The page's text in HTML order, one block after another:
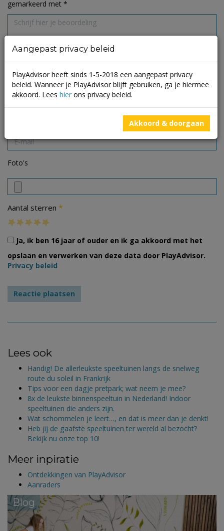
gemarkeerd met *
Foto's
Aantal sterren *
Ja, ik ben 16 jaar of ouder en ik ga akkoord met het
opslaan en verwerken van deze data door PlayAdvisor.
Privacy beleid
Lees ook
Handig! De allerleukste speeltuinen langs de snelweg
route du soleil in Frankrijk
Tips voor een dagje pretpark; wat neem je mee?
8x de leukste binnenspeeltuin in Nederland! Indoor
speeltuinen die anders zijn.
Wat schommelen je leert…, en dat is meer dan je denkt!
Heb jij de gaafste speeltuinen ter wereld al bezocht?
Bekijk nu onze top 10!
Meer inpiratie
Ontdekkingen van PlayAdvisor
Aanraders
Blog
Aangepast privacy beleid
PlayAdvisor heeft sinds 1-5-2018 een aangepast privacy
beleid. Wanneer je PlayAdvisor blijft gebruiken, ga je hiermee
akkoord. Lees hier ons privacy beleid.
Akkoord & doorgaan